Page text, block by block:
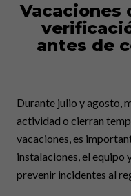
Vacaciones
antes de
Durante julio y agosto,
actividad o cierran
vacaciones, es
instalaciones, el equipo
prevenir incidentes al